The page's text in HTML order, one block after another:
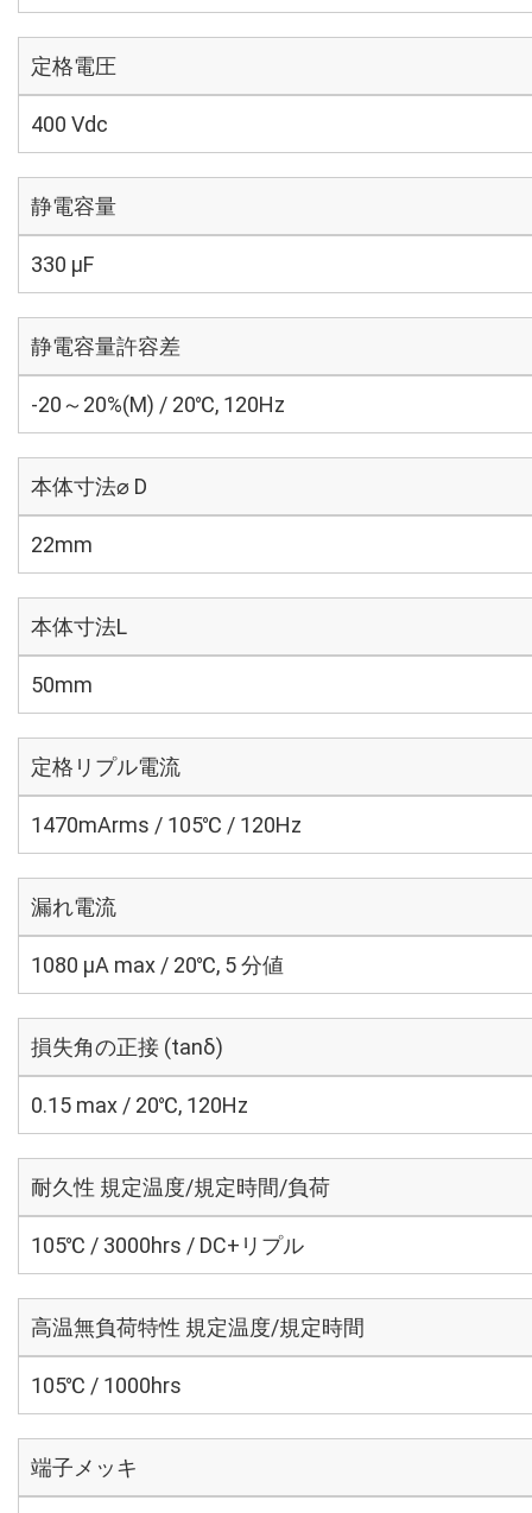
定格電圧
400 Vdc
静電容量
330 µF
静電容量許容差
-20～20%(M) / 20℃, 120Hz
本体寸法⌀ D
22mm
本体寸法L
50mm
定格リプル電流
1470mArms / 105℃ / 120Hz
漏れ電流
1080 μA max / 20℃, 5 分値
損失角の正接 (tanδ)
0.15 max / 20℃, 120Hz
耐久性 規定温度/規定時間/負荷
105℃ / 3000hrs / DC+リプル
高温無負荷特性 規定温度/規定時間
105℃ / 1000hrs
端子メッキ